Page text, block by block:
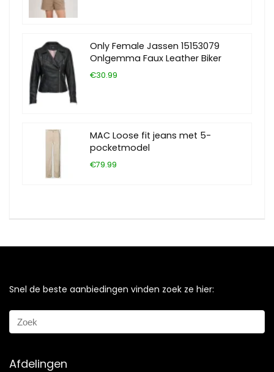
Only Female Jassen 15153079
Onlgemma Faux Leather Biker
€30.99
MAC Loose fit jeans met 5-
pocketmodel
€79.99
Snel de beste aanbiedingen vinden zoek ze hier:
Afdelingen